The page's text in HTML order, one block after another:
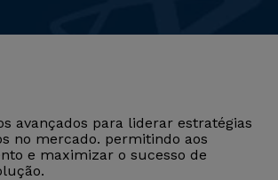
avançados para liderar estratégias
no mercado. permitindo aos
e maximizar o sucesso de